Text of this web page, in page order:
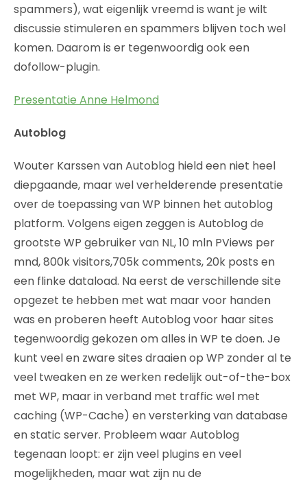
spammers), wat eigenlijk vreemd is want je wilt
discussie stimuleren en spammers blijven toch wel
komen. Daarom is er tegenwoordig ook een
dofollow-plugin.
Presentatie Anne Helmond
Autoblog
Wouter Karssen van Autoblog hield een niet heel
diepgaande, maar wel verhelderende presentatie
over de toepassing van WP binnen het autoblog
platform. Volgens eigen zeggen is Autoblog de
grootste WP gebruiker van NL, 10 mln PViews per
mnd, 800k visitors,705k comments, 20k posts en
een flinke dataload. Na eerst de verschillende site
opgezet te hebben met wat maar voor handen
was en proberen heeft Autoblog voor haar sites
tegenwoordig gekozen om alles in WP te doen. Je
kunt veel en zware sites draaien op WP zonder al te
veel tweaken en ze werken redelijk out-of-the-box
met WP, maar in verband met traffic wel met
caching (WP-Cache) en versterking van database
en static server. Probleem waar Autoblog
tegenaan loopt: er zijn veel plugins en veel
mogelijkheden, maar wat zijn nu de